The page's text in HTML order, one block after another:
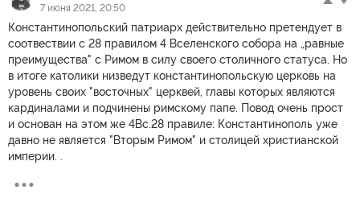
7 июня 2021, 20:50
Константинопольский патриарх действительно претендует в
соотвествии с 28 правилом 4 Вселенского собора на „равные
преимущества" с Римом в силу своего столичного статуса. Но
в итоге католики низведут константинопольскую церковь на
уровень своих "восточных" церквей, главы которых являются
кардиналами и подчинены римскому папе. Повод очень прост
и основан на этом же 4Вс.28 правиле: Константинополь уже
давно не является "Вторым Римом" и столицей христианской
империи. .